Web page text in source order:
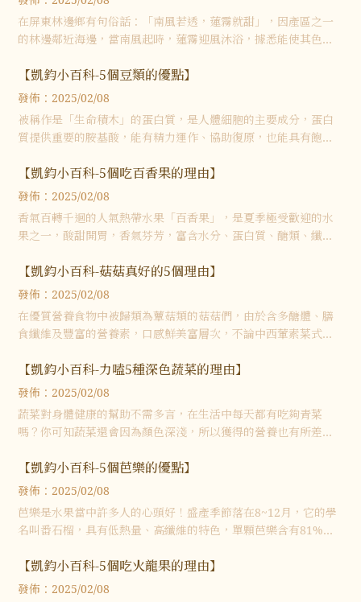
在屏東林邊鄉有句俗話：「南風若透，蓮霧就甜」，因產區之一
的林邊鄰近海邊，當南風起時，蓮霧迎風沐浴，據悉能使其色澤
【凱鈞小百科-5個豆類的優點】
發佈：2025/02/08
被稱作是「生命積木」的蛋白質，是人體細胞的主要成分，蛋白
質提供重要的胺基酸，能有精力運作、協助復原，也能具有飽足
是很好的選擇，且富含許多有益人體
【凱鈞小百科-5個吃百香果的理由】
發佈：2025/02/08
香氣百轉千迴的人氣熱帶水果「百香果」，是夏季極受歡迎的水
果之一，酸甜開胃，香氣芬芳，富含水分、蛋白質、醣類、纖
的優質水果。無論單吃、做成甜點或
【凱鈞小百科-菇菇真好的5個理由】
發佈：2025/02/08
在優質營養食物中被歸類為蕈菇類的菇菇們，由於含多醣體、膳
食纖維及豐富的營養素，口感鮮美富層次，不論中西葷素菜式中
【凱鈞小百科-力嗑5種深色蔬菜的理由】
發佈：2025/02/08
蔬菜對身體健康的幫助不需多言，在生活中每天都有吃夠青菜
嗎？你可知蔬菜還會因為顏色深淺，所以獲得的營養也有所差異
【凱鈞小百科-5個芭樂的優點】
發佈：2025/02/08
芭樂是水果當中許多人的心頭好！盛產季節落在8~12月，它的學
名叫番石榴，具有低熱量、高纖維的特色，單顆芭樂含有81%的
多多，我們一起來看看「5個
【凱鈞小百科-5個吃火龍果的理由】
發佈：2025/02/08